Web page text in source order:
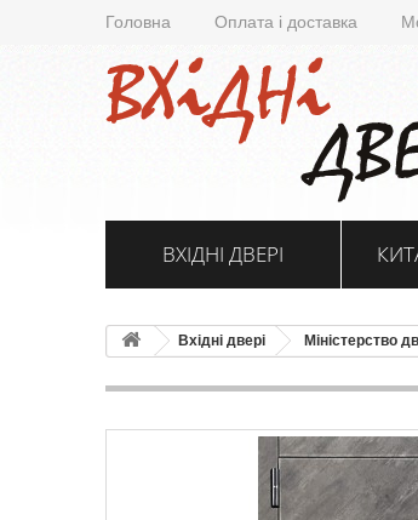
Головна Оплата і доставка
ВХІДНІ ДВЕРІ
Вхідні двері Міністерство